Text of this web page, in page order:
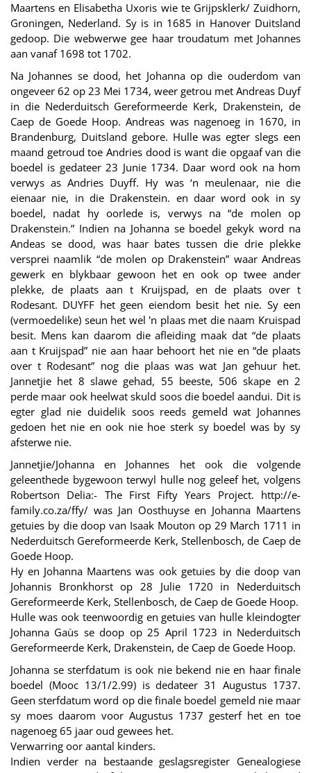
Maartens en Elisabetha Uxoris wie te Grijpsklerk/ Zuidhorn,
Groningen, Nederland. Sy is in 1685 in Hanover Duitsland
gedoop. Die webwerwe gee haar troudatum met Johannes
aan vanaf 1698 tot 1702.
Na Johannes se dood, het Johanna op die ouderdom van
ongeveer 62 op 23 Mei 1734, weer getrou met Andreas Duyf
in die Nederduitsch Gereformeerde Kerk, Drakenstein, de
Caep de Goede Hoop. Andreas was nagenoeg in 1670, in
Brandenburg, Duitsland gebore. Hulle was egter slegs een
maand getroud toe Andries dood is want die opgaaf van die
boedel is gedateer 23 Junie 1734. Daar word ook na hom
verwys as Andries Duyff. Hy was ‘n meulenaar, nie die
eienaar nie, in die Drakenstein. en daar word ook in sy
boedel, nadat hy oorlede is, verwys na “de molen op
Drakenstein.” Indien na Johanna se boedel gekyk word na
Andeas se dood, was haar bates tussen die drie plekke
versprei naamlik “de molen op Drakenstein” waar Andreas
gewerk en blykbaar gewoon het en ook op twee ander
plekke, de plaats aan t Kruijspad, en de plaats over t
Rodesant. DUYFF het geen eiendom besit het nie. Sy een
(vermoedelike) seun het wel 'n plaas met die naam Kruispad
besit. Mens kan daarom die afleiding maak dat “de plaats
aan t Kruijspad” nie aan haar behoort het nie en “de plaats
over t Rodesant” nog die plaas was wat Jan gehuur het.
Jannetjie het 8 slawe gehad, 55 beeste, 506 skape en 2
perde maar ook heelwat skuld soos die boedel aandui. Dit is
egter glad nie duidelik soos reeds gemeld wat Johannes
gedoen het nie en ook nie hoe sterk sy boedel was by sy
afsterwe nie.
Jannetjie/Johanna en Johannes het ook die volgende
geleenthede bygewoon terwyl hulle nog geleef het, volgens
Robertson Delia:- The First Fifty Years Project. http://e-
family.co.za/ffy/ was Jan Oosthuyse en Johanna Maartens
getuies by die doop van Isaak Mouton op 29 March 1711 in
Nederduitsch Gereformeerde Kerk, Stellenbosch, de Caep de
Goede Hoop.
Hy en Johanna Maartens was ook getuies by die doop van
Johannis Bronkhorst op 28 Julie 1720 in Nederduitsch
Gereformeerde Kerk, Stellenbosch, de Caep de Goede Hoop.
Hulle was ook teenwoordig en getuies van hulle kleindogter
Johanna Gaùs se doop op 25 April 1723 in Nederduitsch
Gereformeerde Kerk, Drakenstein, de Caep de Goede Hoop.
Johanna se sterfdatum is ook nie bekend nie en haar finale
boedel (Mooc 13/1/2.99) is dedateer 31 Augustus 1737.
Geen sterfdatum word op die finale boedel gemeld nie maar
sy moes daarom voor Augustus 1737 gesterf het en toe
nagenoeg 65 jaar oud gewees het.
Verwarring oor aantal kinders.
Indien verder na bestaande geslagsregister Genealogiese